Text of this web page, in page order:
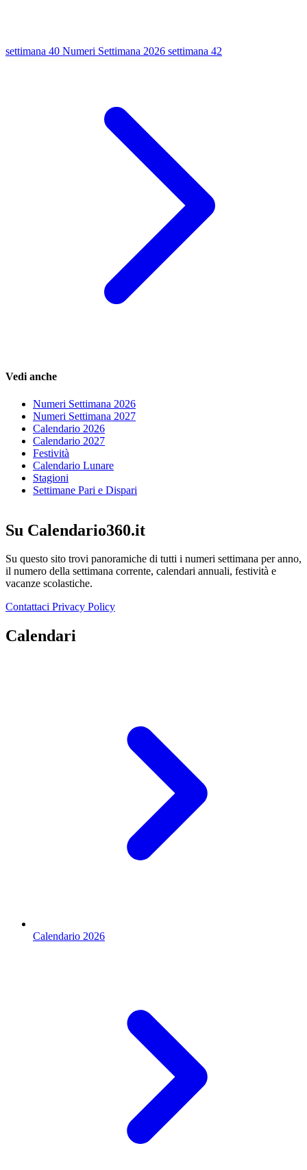
settimana 40 Numeri Settimana 2026 settimana 42
Vedi anche
Numeri Settimana 2026
Numeri Settimana 2027
Calendario 2026
Calendario 2027
Festività
Calendario Lunare
Stagioni
Settimane Pari e Dispari
Su Calendario360.it
Su questo sito trovi panoramiche di tutti i numeri settimana per anno,
il numero della settimana corrente, calendari annuali, festività e
vacanze scolastiche.
Contattaci Privacy Policy
Calendari
Calendario 2026